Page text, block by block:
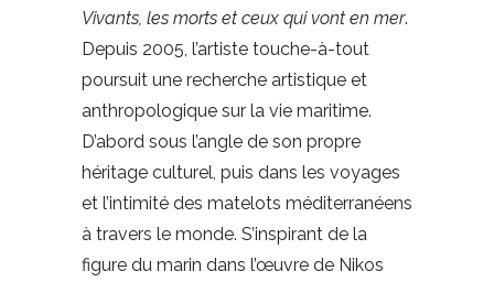
Vivants, les morts et ceux qui vont en mer.
Depuis 2005, l’artiste touche-à-tout
poursuit une recherche artistique et
anthropologique sur la vie maritime.
D’abord sous l’angle de son propre
héritage culturel, puis dans les voyages
et l’intimité des matelots méditerranéens
à travers le monde. S’inspirant de la
figure du marin dans l’œuvre de Nikos